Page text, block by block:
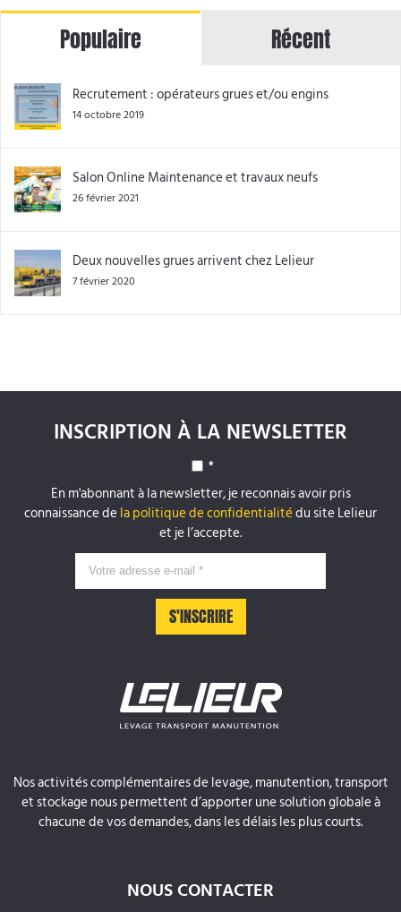
Populaire Récent
Recrutement : opérateurs grues et/ou engins
14 octobre 2019
Salon Online Maintenance et travaux neufs
26 février 2021
Deux nouvelles grues arrivent chez Lelieur
7 février 2020
INSCRIPTION À LA NEWSLETTER
*
En m'abonnant à la newsletter, je reconnais avoir pris
connaissance de la politique de confidentialitédu site Lelieur
et je l’accepte.
Nos activités complémentaires de levage, manutention, transport
et stockage nous permettent d’apporter une solution globale à
chacune de vos demandes, dans les délais les plus courts.
NOUS CONTACTER